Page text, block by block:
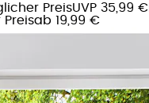
PreisUVP 35,99 €
Preisab 19,99 €